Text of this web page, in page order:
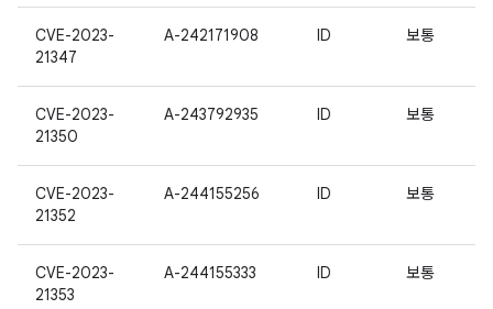
CVE-2023-
21347
A-242171908 ID 보통
CVE-2023-
21350
A-243792935 ID 보통
CVE-2023-
21352
A-244155256 ID 보통
CVE-2023-
21353
A-244155333 ID 보통